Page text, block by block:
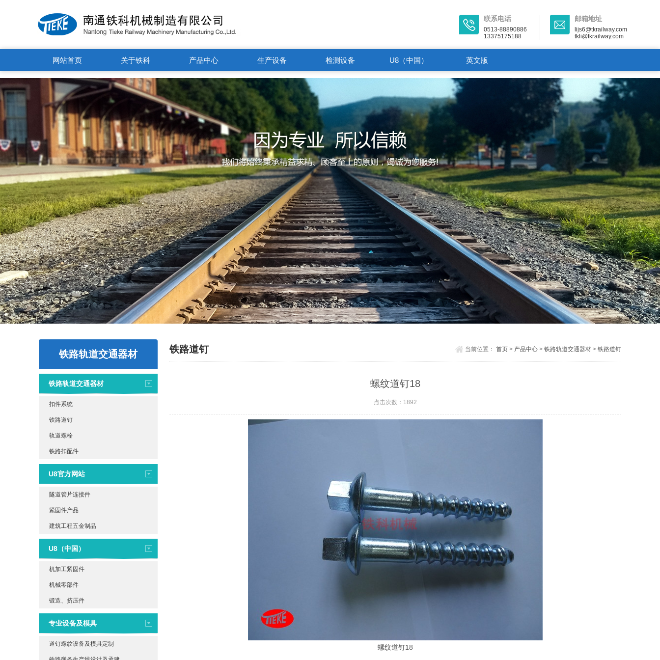
联系电话
0513-88890886
13375175188
邮箱地址
lijs6@tkrailway.com
tkli@tkrailway.com
网站首页 关于铁科 产品中心 生产设备 检测设备 U8（中国） 英文版
铁路轨道交通器材
铁路轨道交通器材
扣件系统
铁路道钉
轨道螺栓
铁路扣配件
U8官方网站
隧道管片连接件
紧固件产品
建筑工程五金制品
U8（中国）
机加工紧固件
机械零部件
锻造、挤压件
专业设备及模具
道钉螺纹设备及模具定制
铁路道钉 当前位置： 首页> 产品中心> 铁路轨道交通器材> 铁路道钉
螺纹道钉18
点击次数：1892
螺纹道钉18